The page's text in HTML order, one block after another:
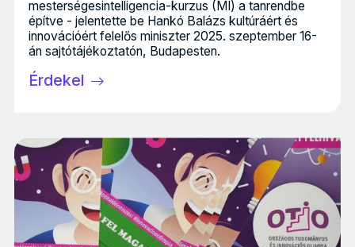
mesterségesintelligencia-kurzus (MI) a tanrendbe
építve - jelentette be Hankó Balázs kultúráért és
innovációért felelős miniszter 2025. szeptember 16-
án sajtótájékoztatón, Budapesten.
Érdekel